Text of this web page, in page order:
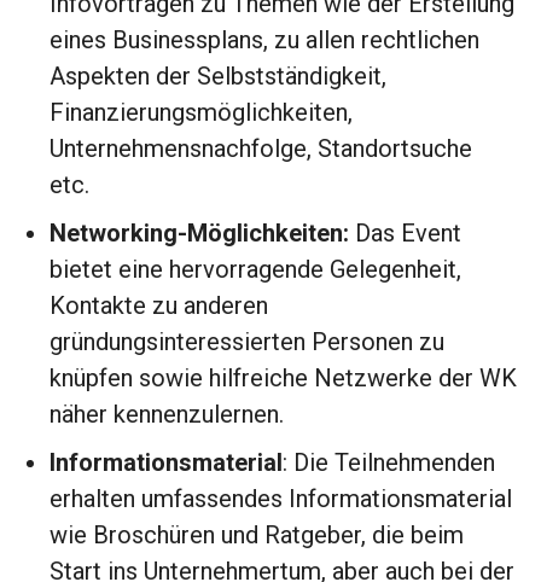
eines Businessplans, zu allen rechtlichen
Aspekten der Selbstständigkeit,
Finanzierungsmöglichkeiten,
Unternehmensnachfolge, Standortsuche
etc.
Networking-Möglichkeiten: Das Event
bietet eine hervorragende Gelegenheit,
Kontakte zu anderen
gründungsinteressierten Personen zu
knüpfen sowie hilfreiche Netzwerke der WK
näher kennenzulernen.
Informationsmaterial: Die Teilnehmenden
erhalten umfassendes Informationsmaterial
wie Broschüren und Ratgeber, die beim
Start ins Unternehmertum, aber auch bei der